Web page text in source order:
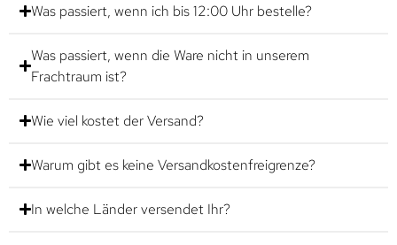
Was passiert, wenn ich bis 12:00 Uhr bestelle?
Was passiert, wenn die Ware nicht in unserem
Frachtraum ist?
Wie viel kostet der Versand?
Warum gibt es keine Versandkostenfreigrenze?
In welche Länder versendet Ihr?